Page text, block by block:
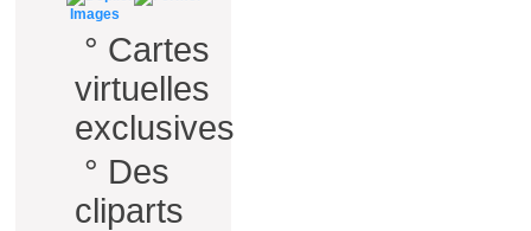
Images
° Cartes
virtuelles
exclusives
° Des
cliparts